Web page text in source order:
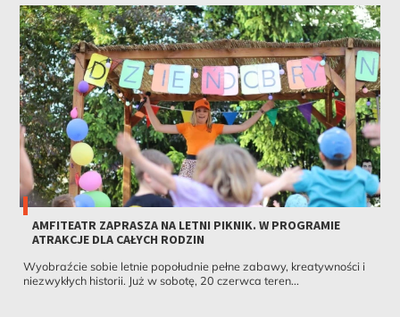
AMFITEATR ZAPRASZA NA LETNI PIKNIK. W PROGRAMIE
ATRAKCJE DLA CAŁYCH RODZIN
Wyobraźcie sobie letnie popołudnie pełne zabawy, kreatywności i
niezwykłych historii. Już w sobotę, 20 czerwca teren...